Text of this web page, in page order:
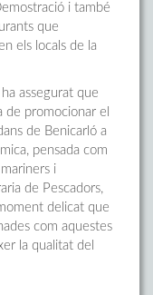
i també
que
els locals de la
assegurat que
de promocionar el
de Benicarló a
pensada com
i
de Pescadors,
delicat que
com aquestes
la qualitat del